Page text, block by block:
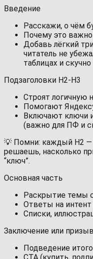
Введение
Расскажи, о чём
Почему это важно
Добавь лёгкий
читатель не
таблицах и скучно
Подзаголовки H2‑H3
Строят логичную
Помогают
Включают ключи
(важно для ПФ и
💡 Помни: каждый H2 —
решаешь, насколько
“ключ”.
Основная часть
Раскрытие темы
Ответы на интент
Списки,
Заключение или
Подведение
CTA (купить,